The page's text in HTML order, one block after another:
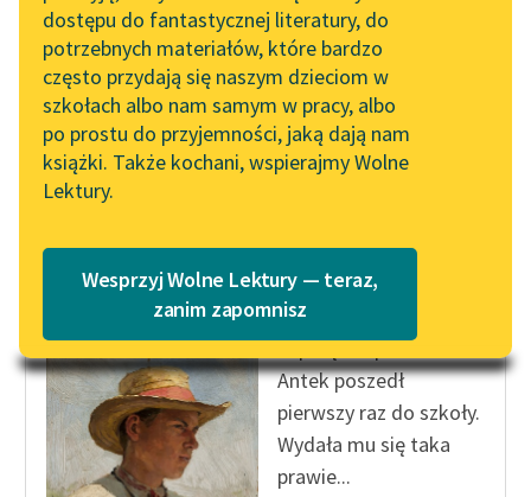
Pol’and’Rock Festivalu
„Kochanek Lady
Chatterley” do słuchania
na Wolnych Lekturach
Nowy audiobook –
„Marzenie o Oriencie”
Lektury szkolne i klasyka
literatury do słuchania dla
uczennic i uczniów z
niepełnosprawnościami
API
OAI-PMH
Widget Wolnych Lektur
Przypisy
Katalog w formacie PDF
dostępu do fantastycznej literatury, do
potrzebnych materiałów, które bardzo
często przydają się naszym dzieciom w
szkołach albo nam samym w pracy, albo
po prostu do przyjemności, jaką dają nam
książki. Także kochani, wspierajmy Wolne
Lektury.
Wesprzyj Wolne Lektury — teraz,
zanim zapomnisz
spodziewała się
matka...
Czytaj więcej
Antek
W parę dni potem
Antek poszedł
pierwszy raz do szkoły.
Wydała mu się taka
prawie...